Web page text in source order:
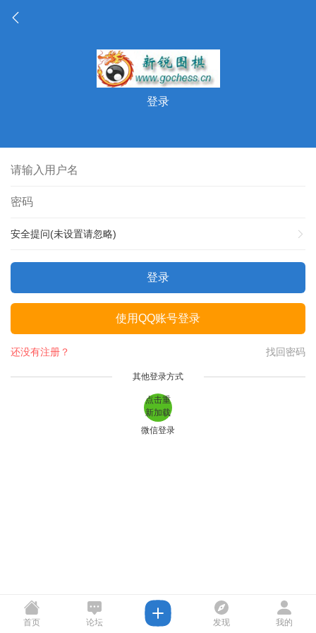
登录
安全提问(未设置请忽略)
登录
使用QQ账号登录
找回密码
还没有注册？
其他登录方式
点击重
新加载
微信登录
首页 论坛 发现 我的